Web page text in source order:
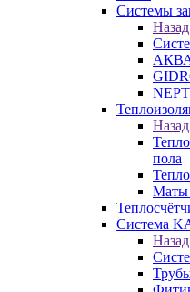
Системы
Назад
Назад
пола
Маты
Система
Назад